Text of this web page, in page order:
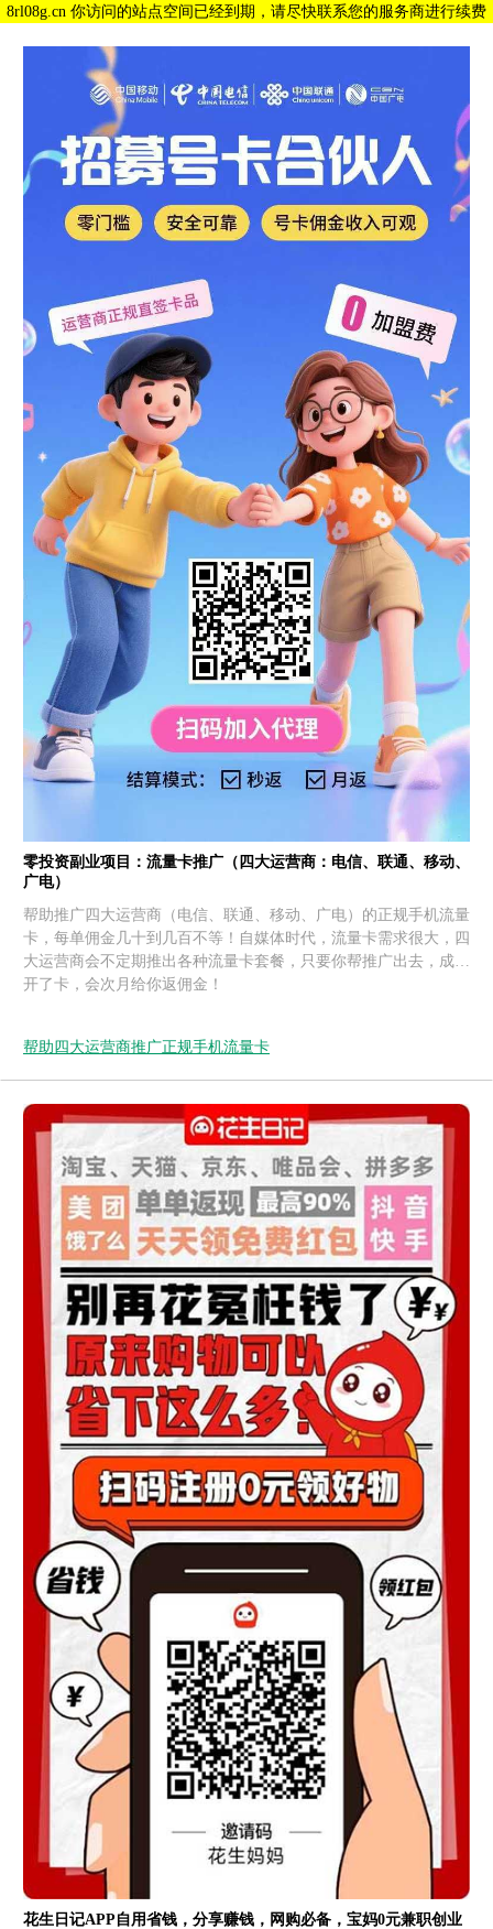
8rl08g.cn 你访问的站点空间已经到期，请尽快联系您的服务商进行续费
零投资副业项目：流量卡推广（四大运营商：电信、联通、移动、
广电）
帮助推广四大运营商（电信、联通、移动、广电）的正规手机流量
卡，每单佣金几十到几百不等！自媒体时代，流量卡需求很大，四
大运营商会不定期推出各种流量卡套餐，只要你帮推广出去，成功
开了卡，会次月给你返佣金！
帮助四大运营商推广正规手机流量卡
花生日记APP自用省钱，分享赚钱，网购必备，宝妈0元兼职创业